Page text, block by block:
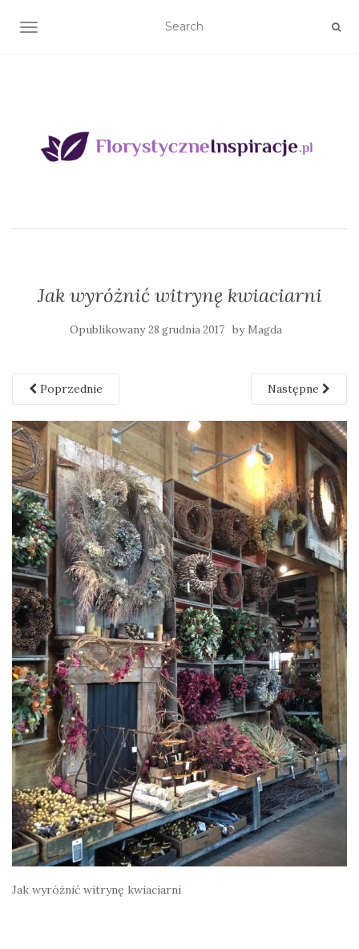
TOGGLE NAVIGATION
Jak wyróżnić witrynę kwiaciarni
Opublikowany28 grudnia 2017 by Magda
Poprzednie Następne
Jak wyróżnić witrynę kwiaciarni